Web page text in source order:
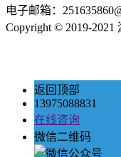
电子邮箱：
Copyright © 2019-
返回顶部
13975088831
在线咨询
微信二维码